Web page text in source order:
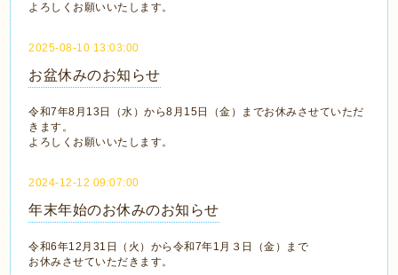
よろしくお願いいたします。
2025-08-10 13:03:00
お盆休みのお知らせ
令和7年8月13日（水）から8月15日（金）までお休みさせていただ
きます。
よろしくお願いいたします。
2024-12-12 09:07:00
年末年始のお休みのお知らせ
令和6年12月31日（火）から令和7年1月３日（金）まで
お休みさせていただきます。